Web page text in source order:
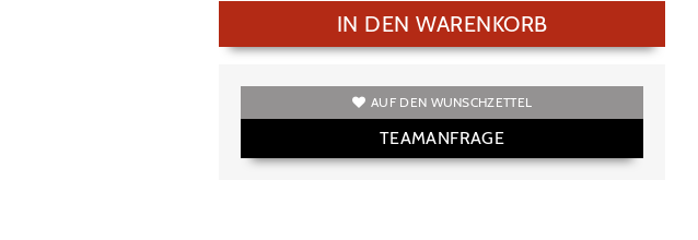
IN DEN WARENKORB
AUF DEN WUNSCHZETTEL
TEAMANFRAGE